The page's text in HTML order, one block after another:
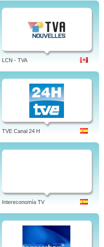
LCN - TVA
TVE Canal 24 H
Intereconomía TV